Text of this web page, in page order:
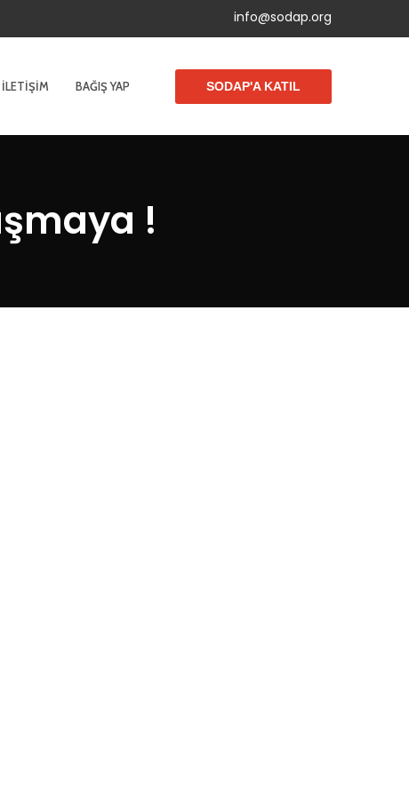
info@sodap.org
İLETIŞIM BAĞIŞ YAP SODAP'A KATIL
!